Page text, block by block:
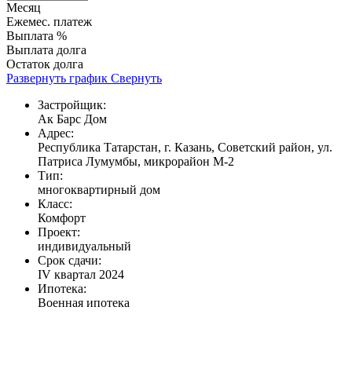
Месяц
Ежемес. платеж
Выплата %
Выплата долга
Остаток долга
Развернуть график Свернуть
Застройщик:
Ак Барс Дом
Адрес:
Республика Татарстан, г. Казань, Советский район, ул.
Патриса Лумумбы, микрорайон М-2
Тип:
многоквартирный дом
Класс:
Комфорт
Проект:
индивидуальный
Срок сдачи:
IV квартал 2024
Ипотека:
Военная ипотека